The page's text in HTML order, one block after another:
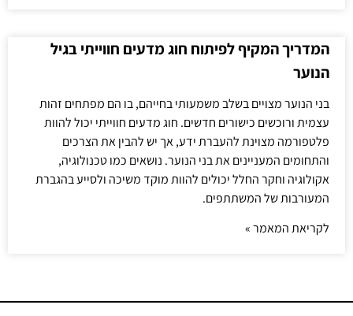
המדריך המקיף לפיתוח חוג מדעים חווייתי בגיל
הנוער
בני הנוער מצויים בשלב משמעותי בחייהם, בו הם מפתחים זהות
עצמית ורוכשים כישורים חדשים. חוג מדעים חווייתי יכול להוות
פלטפורמה מצוינת להעברת ידע, אך יש להבין את הצרכים
והתחומים המעניינים את בני הנוער. נושאים כמו טכנולוגיה,
אקולוגיה וחקר החלל יכולים להוות מוקד משיכה ולסייע בהגברת
המעורבות של המשתתפים.
לקריאת המאמר »